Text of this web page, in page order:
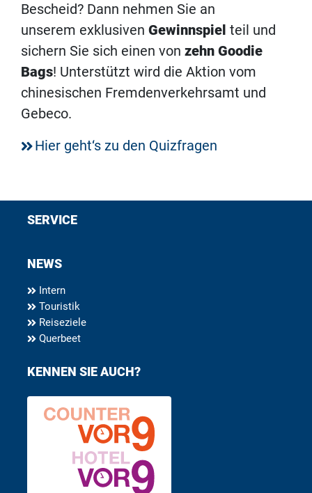
Bescheid? Dann nehmen Sie an
unserem exklusiven Gewinnspiel teil und
sichern Sie sich einen von zehn Goodie
Bags! Unterstützt wird die Aktion vom
chinesischen Fremdenverkehrsamt und
Gebeco.
Hier geht‘s zu den Quizfragen
SERVICE
NEWS
Intern
Touristik
Reiseziele
Querbeet
KENNEN SIE AUCH?